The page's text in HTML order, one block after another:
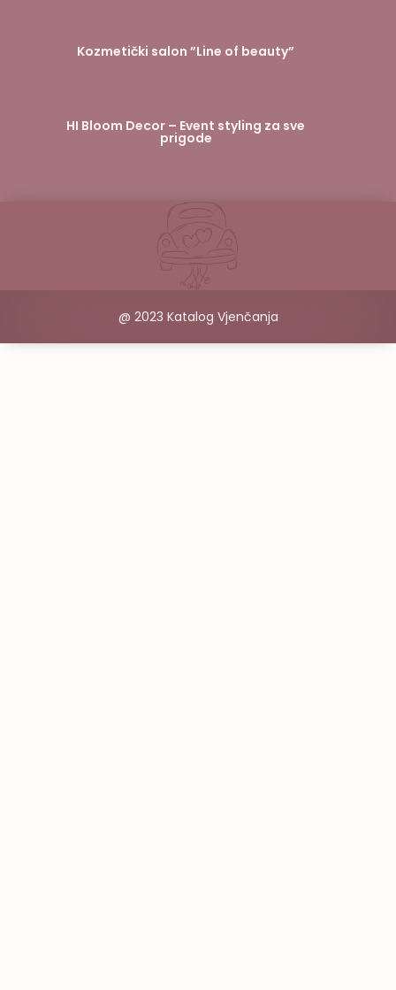
Kozmetički salon ”Line of beauty”
HI Bloom Decor – Event styling za sve
prigode
@ 2023 Katalog Vjenčanja